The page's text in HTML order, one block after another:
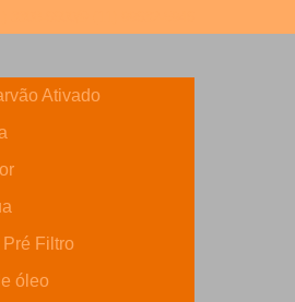
Ativado
Filtro
óleo